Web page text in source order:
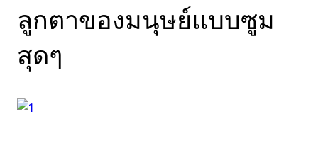
ลูกตาของมนุษย์แบบซูม
สุดๆ